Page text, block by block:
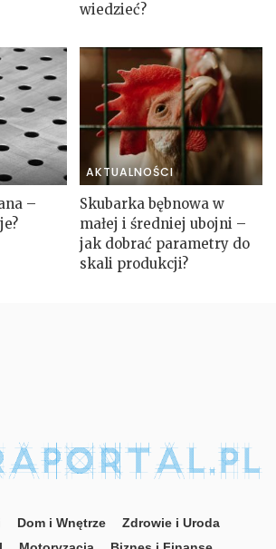
wiedzieć?
–
AKTUALNOŚCI
Skubarka bębnowa w
małej i średniej ubojni –
jak dobrać parametry do
skali produkcji?
Dom i Wnętrze
Zdrowie i Uroda